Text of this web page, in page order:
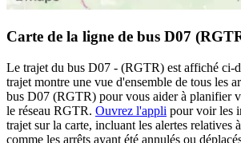
Carte de la ligne de bus D07
Le trajet du bus D07 - (RGTR) est affiché ci-
trajet montre une vue d'ensemble de tous les
bus D07 (RGTR) pour vous aider à planifier
le réseau RGTR. Ouvrez l'appli pour voir les
trajet sur la carte, incluant les alertes relatives
comme les arrêts ayant été annulés ou